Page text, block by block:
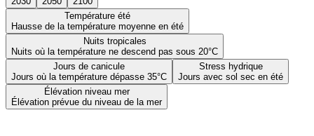
Température été
Hausse de la température moyenne en été
Nuits tropicales
Nuits où la température ne descend pas sous 20°C
Jours de canicule
Jours où la température dépasse 35°C
Stress hydrique
Jours avec sol sec en été
Élévation niveau mer
Élévation prévue du niveau de la mer